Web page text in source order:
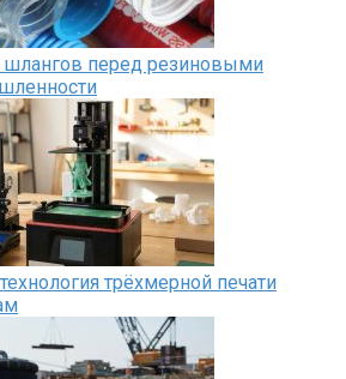
перед резиновыми
трёхмерной печати